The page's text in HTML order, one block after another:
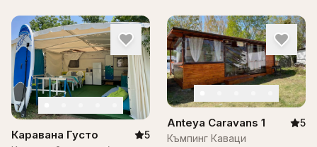
Каравана Густо
5
Anteya Caravans 1
5
Къмпинг Каваци